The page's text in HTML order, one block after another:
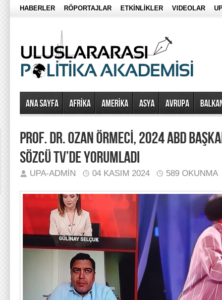
HABERLER RÖPORTAJLAR ETKİNLİKLER VIDEOLAR
Ana Sayfa AFRİKA AMERİKA ASYA AVRUPA
PROF. DR. OZAN ÖRMECİ, 2024 ABD
SÖZCÜ TV’DE YORUMLADI
UPA-ADMIN 04 KASIM 2024 589 OKUNMA